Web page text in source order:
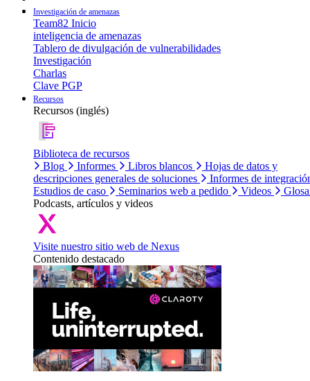
Investigación de amenazas
Team82 Inicio
inteligencia de amenazas
Tablero de divulgación de vulnerabilidades
Investigación
Charlas
Clave PGP
Recursos
Recursos (inglés)
Biblioteca de recursos
Blog
Informes Libros blancos
Hojas de datos y
descripciones generales de soluciones
Informes de
Estudios de caso
Seminarios web a pedido Videos
Podcasts, artículos y videos
Visite nuestro sitio web de Nexus
Contenido destacado